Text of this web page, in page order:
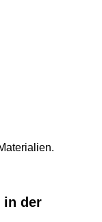
in der